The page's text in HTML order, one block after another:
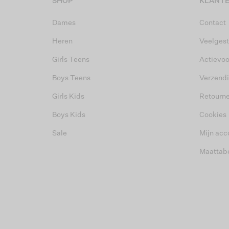
Dames
Heren
Girls Teens
Boys Teens
Girls Kids
Boys Kids
Sale
Contact
Cookies
Mijn